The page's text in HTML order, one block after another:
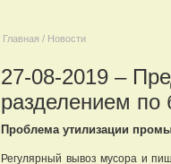
Главная / Новости
27-08-2019 –
разделением по
Проблема утилизации
Регулярный вывоз мусора и